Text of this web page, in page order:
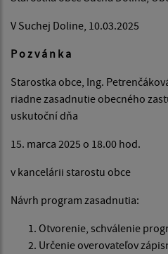
V Suchej Doline, 10.03.2025
P o z v á n k a
Starostka obce, Ing.
riadne zasadnutie obecného
uskutoční dňa
15. marca 2025 o 18.00 hod.
v kancelárii starostu obce
Návrh program zasadnutia:
Otvorenie, schválenie
Určenie overovateľov